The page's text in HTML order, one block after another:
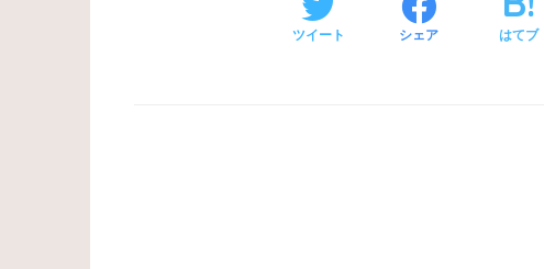
ツイート シェア はてブ